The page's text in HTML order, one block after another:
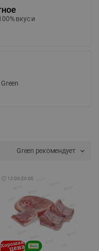
вкус и
Green рекомендует
🕘 12:00-20:00